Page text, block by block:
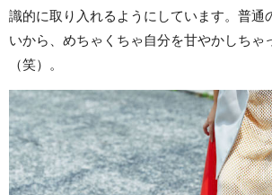
識的に取り入れるようにしています。普通
いから、めちゃくちゃ自分を甘やかしちゃ
（笑）。